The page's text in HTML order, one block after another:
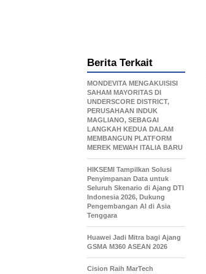
Berita Terkait
MONDEVITA MENGAKUISISI
SAHAM MAYORITAS DI
UNDERSCORE DISTRICT,
PERUSAHAAN INDUK
MAGLIANO, SEBAGAI
LANGKAH KEDUA DALAM
MEMBANGUN PLATFORM
MEREK MEWAH ITALIA BARU
HIKSEMI Tampilkan Solusi
Penyimpanan Data untuk
Seluruh Skenario di Ajang DTI
Indonesia 2026, Dukung
Pengembangan AI di Asia
Tenggara
Huawei Jadi Mitra bagi Ajang
GSMA M360 ASEAN 2026
Cision Raih MarTech